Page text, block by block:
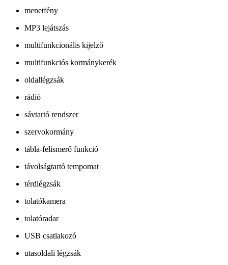
menetfény
MP3 lejátszás
multifunkcionális kijelző
multifunkciós kormánykerék
oldallégzsák
rádió
sávtartó rendszer
szervokormány
tábla-felismerő funkció
távolságtartó tempomat
térdlégzsák
tolatókamera
tolatóradar
USB csatlakozó
utasoldali légzsák